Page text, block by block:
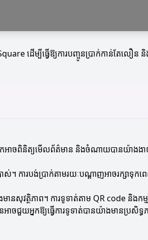
ដើម្បីធ្វើឱ្យការបញ្ចូនប្រាក់កាន់តែលឿន និ
អាចពិនិត្យមើលព័ត៌មាន និងចំណាយបានយ៉ាងងាយ
ការបង់ប្រាក់តាមរយៈបណ្តាញអាចរក្សាទុកពេល
នសុវត្ថិភាព។ ការទូទាត់តាម QR code និងកម្
ាចជួយអ្នកឱ្យធ្វើការទូទាត់បានយ៉ាងមានប្រ